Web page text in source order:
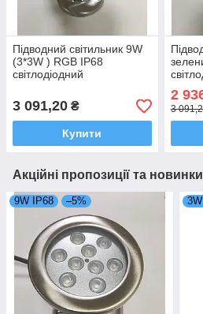
Підводний світильник 9W
(3*3W ) RGB IP68
світлодіодний
3 091,20 ₴
Купити
2
3
Акційні пропозиції та новинки
9W IP68 –5%